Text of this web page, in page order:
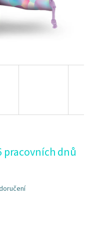
pracovních dnů